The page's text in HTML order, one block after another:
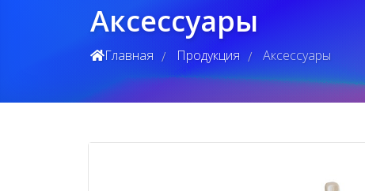
Аксессуары
Главная / Продукция / Аксессуары